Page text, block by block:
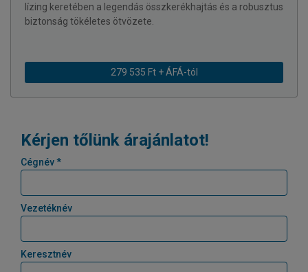
lízing keretében a legendás összkerékhajtás és a robusztus
biztonság tökéletes ötvözete.
279 535 Ft + ÁFÁ-tól
Kérjen tőlünk árajánlatot!
Cégnév *
Vezetéknév
Keresztnév